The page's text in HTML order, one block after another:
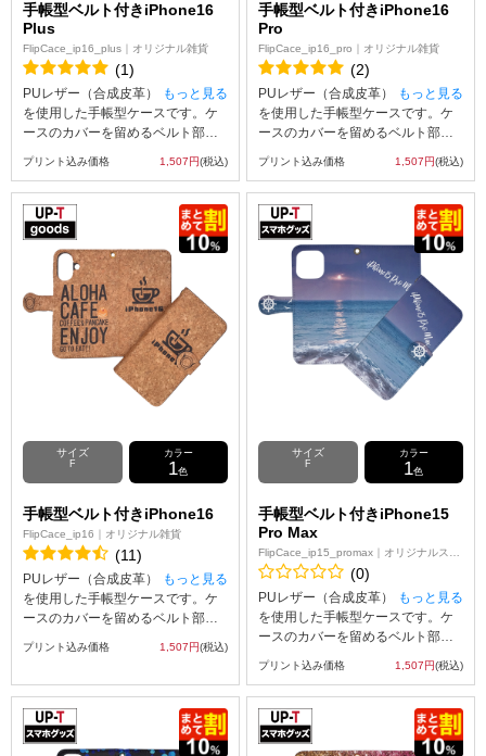
手帳型ベルト付きiPhone16
Plus
FlipCace_ip16_plus｜オリジナル雑貨
(1)
もっと見る
PUレザー（合成皮革）
を使用した手帳型ケースです。ケ
ースのカバーを留めるベルト部分
にはマグネット使用し、素早い開
閉を可能にしました。内側には
SuicaやPASMOなどの交通系ICカ
ード等を収納可能な、カード用ス
リットがございます。UVインクジ
ェット印刷でオリジナルのデザイ
ンをケースの表面にプリント可
能。※ケースの内側にはプリント
が出来ませんのでご注意ください
なお、iPhone用の手帳型ケース
は、内側に固定されたハードケー
ス(白)にスマートフォン本体をはめ
込んでお使いいただくタイプとな
っております。 ※手帳ケースには
される画像より印刷位置がずれる
可能性があります。
プリント込み価格 1,507円(税込)
手帳型ベルト付きiPhone16
Pro
FlipCace_ip16_pro｜オリジナル雑貨
(2)
もっと見る
PUレザー（合成皮革）
を使用した手帳型ケースです。ケ
ースのカバーを留めるベルト部分
にはマグネット使用し、素早い開
閉を可能にしました。内側には
SuicaやPASMOなどの交通系ICカ
ード等を収納可能な、カード用ス
リットがございます。UVインクジ
ェット印刷でオリジナルのデザイ
ンをケースの表面にプリント可
能。※ケースの内側にはプリント
が出来ませんのでご注意ください
なお、iPhone用の手帳型ケース
は、内側に固定されたハードケー
ス(白)にスマートフォン本体をはめ
込んでお使いいただくタイプとな
される画像より印刷位置がずれる
可能性があります。
プリント込み価格 1,507円(税込)
サイズ
F
カラー
1色
手帳型ベルト付きiPhone16
FlipCace_ip16｜オリジナル雑貨
(11)
もっと見る
PUレザー（合成皮革）
を使用した手帳型ケースです。ケ
ースのカバーを留めるベルト部分
にはマグネット使用し、素早い開
閉を可能にしました。内側には
ード等を収納可能な、カード用ス
リットがございます。UVインクジ
ェット印刷でオリジナルのデザイ
プリント込み価格 1,507円(税込)
サイズ
F
カラー
1色
手帳型ベルト付きiPhone15
Pro Max
FlipCace_ip15_promax｜オリジナルスマ
ホケース
(0)
もっと見る
PUレザー（合成皮革）
を使用した手帳型ケースです。ケ
ースのカバーを留めるベルト部分
にはマグネット使用し、素早い開
閉を可能にしました。内側には
SuicaやPASMOなどの交通系ICカ
ード等を収納可能な、カード用ス
リットがございます。UVインクジ
プリント込み価格 1,507円(税込)